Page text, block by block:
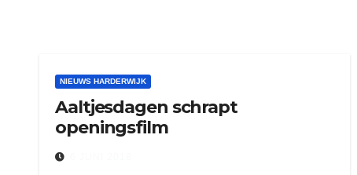
NIEUWS HARDERWIJK
Aaltjesdagen schrapt
openingsfilm